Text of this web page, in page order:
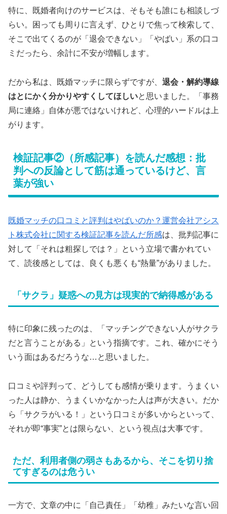
特に、既婚者向けのサービスは、そもそも誰にも相談しづ
らい。困っても周りに言えず、ひとりで焦って検索して、
そこで出てくるのが「退会できない」「やばい」系の口コ
ミだったら、余計に不安が増幅します。
だから私は、既婚マッチに限らずですが、 退会・解約導線
はとにかく分かりやすくしてほしいと思いました。「事務
局に連絡」自体が悪ではないけれど、心理的ハードルは上
がります。
検証記事②（所感記事）を読んだ感想：批
判への反論として筋は通っているけど、言
葉が強い
既婚マッチの口コミと評判はやばいのか？運営会社アシス
ト株式会社に関する検証記事を読んだ所感は、批判記事に
対して「それは粗探しでは？」という立場で書かれてい
て、読後感としては、良くも悪くも“熱量”がありました。
「サクラ」疑惑への見方は現実的で納得感がある
特に印象に残ったのは、「マッチングできない人がサクラ
だと言うことがある」という指摘です。これ、確かにそう
いう面はあるだろうな…と思いました。
口コミや評判って、どうしても感情が乗ります。うまくい
った人は静か、うまくいかなかった人は声が大きい。だか
ら「サクラがいる！」という口コミが多いからといって、
それが即“事実”とは限らない、という視点は大事です。
ただ、利用者側の弱さもあるから、そこを切り捨
てすぎるのは危うい
一方で、文章の中に「自己責任」「幼稚」みたいな言い回